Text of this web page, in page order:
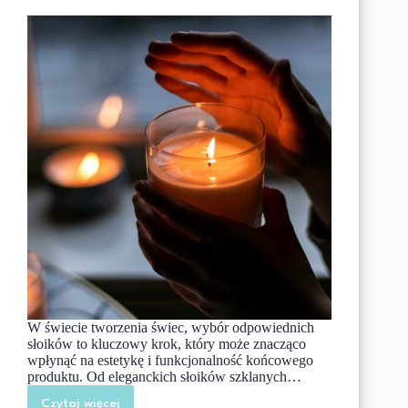
W świecie tworzenia świec, wybór odpowiednich
słoików to kluczowy krok, który może znacząco
wpłynąć na estetykę i funkcjonalność końcowego
produktu. Od eleganckich słoików szklanych…
Czytaj więcej